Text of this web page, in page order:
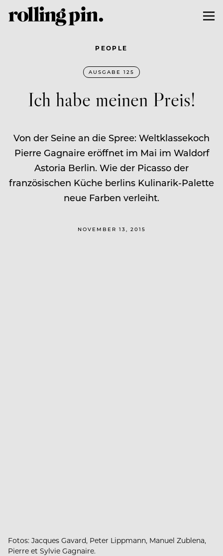
PEOPLE
AUSGABE 125
Ich habe meinen Preis!
Von der Seine an die Spree: Weltklassekoch
Pierre Gagnaire eröffnet im Mai im Waldorf
Astoria Berlin. Wie der Picasso der
französischen Küche berlins Kulinarik-Palette
neue Farben verleiht.
NOVEMBER 13, 2015
Fotos: Jacques Gavard, Peter Lippmann, Manuel Zublena,
Pierre et Sylvie Gagnaire.